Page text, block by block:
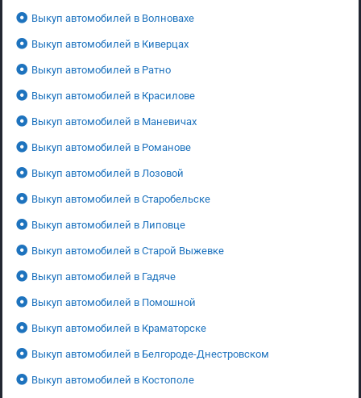
Выкуп автомобилей в Волновахе
Выкуп автомобилей в Киверцах
Выкуп автомобилей в Ратно
Выкуп автомобилей в Красилове
Выкуп автомобилей в Маневичах
Выкуп автомобилей в Романове
Выкуп автомобилей в Лозовой
Выкуп автомобилей в Старобельске
Выкуп автомобилей в Липовце
Выкуп автомобилей в Старой Выжевке
Выкуп автомобилей в Гадяче
Выкуп автомобилей в Помошной
Выкуп автомобилей в Краматорске
Выкуп автомобилей в Белгороде-Днестровском
Выкуп автомобилей в Костополе